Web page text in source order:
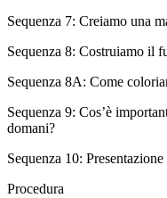
Sequenza 7: Creiamo una
Sequenza 8: Costruiamo il
Sequenza 8A: Come
Sequenza 9: Cos’è
domani?
Sequenza 10:
Procedura